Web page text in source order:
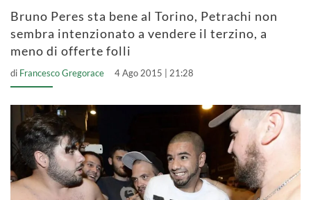
Bruno Peres sta bene al Torino, Petrachi non
sembra intenzionato a vendere il terzino, a
meno di offerte folli
di Francesco Gregorace 4 Ago 2015 | 21:28